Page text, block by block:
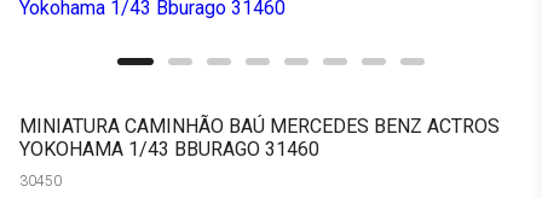
MINIATURA CAMINHÃO BAÚ MERCEDES BENZ ACTROS
YOKOHAMA 1/43 BBURAGO 31460
30450